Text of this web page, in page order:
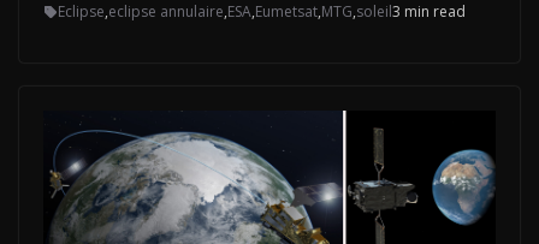
Eclipse,eclipse annulaire,ESA,Eumetsat,MTG,soleil3 min read